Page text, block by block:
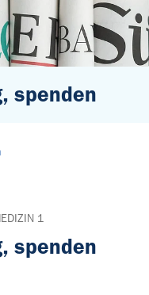
spenden
1
spenden